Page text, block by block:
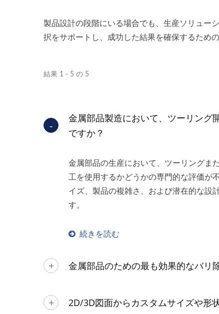
製品設計の段階にいる場合でも、生産ソリュー
択をサポートし、成功した結果を確保するため
結果 1 - 5 の 5
金属部品製造において、ツーリング
ですか？
金属部品の生産において、ツーリングま
工を使用するかどうかの専門的な評価が
イズ、製品の複雑さ、および潜在的な設
す。
続きを読む
金属部品のための最も効果的なバリ
2D/3D図面からカスタムサイズや形